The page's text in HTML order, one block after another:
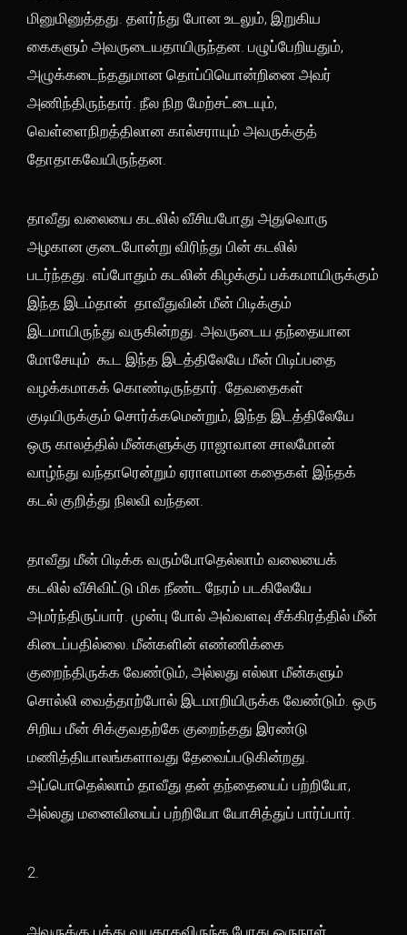
மினுமினுத்தது. தளர்ந்து போன உடலும், இறுகிய
கைகளும் அவருடையதாயிருந்தன. பழுப்பேறியதும்,
அழுக்கடைந்ததுமான தொப்பியொன்றினை அவர்
அணிந்திருந்தார். நீல நிற மேற்சட்டையும்,
வெள்ளைநிறத்திலான கால்சராயும் அவருக்குத்
தோதாகவேயிருந்தன.
தாவீது வலையை கடலில் வீசியபோது அதுவொரு
அழகான குடைபோன்று விரிந்து பின் கடலில்
படர்ந்தது. எப்போதும் கடலின் கிழக்குப் பக்கமாயிருக்கும்
இந்த இடம்தான் தாவீதுவின் மீன் பிடிக்கும்
இடமாயிருந்து வருகின்றது. அவருடைய தந்தையான
மோசேயும் கூட இந்த இடத்திலேயே மீன் பிடிப்பதை
வழக்கமாகக் கொண்டிருந்தார். தேவதைகள்
குடியிருக்கும் சொர்க்கமென்றும், இந்த இடத்திலேயே
ஒரு காலத்தில் மீன்களுக்கு ராஜாவான சாலமோன்
வாழ்ந்து வந்தாரென்றும் ஏராளமான கதைகள் இந்தக்
கடல் குறித்து நிலவி வந்தன.
தாவீது மீன் பிடிக்க வரும்போதெல்லாம் வலையைக்
கடலில் வீசிவிட்டு மிக நீண்ட நேரம் படகிலேயே
அமர்ந்திருப்பார். முன்பு போல் அவ்வளவு சீக்கிரத்தில் மீன்
கிடைப்பதில்லை. மீன்களின் எண்ணிக்கை
குறைந்திருக்க வேண்டும், அல்லது எல்லா மீன்களும்
சொல்லி வைத்தாற்போல் இடமாறியிருக்க வேண்டும். ஒரு
சிறிய மீன் சிக்குவதற்கே குறைந்தது இரண்டு
மணித்தியாலங்களாவது தேவைப்படுகின்றது.
அப்பொதெல்லாம் தாவீது தன் தந்தையைப் பற்றியோ,
அல்லது மனைவியைப் பற்றியோ யோசித்துப் பார்ப்பார்.
2.
அவருக்கு பத்து வயதாகவிருந்த போது ஒருநாள்